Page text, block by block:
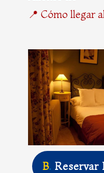
📍 Cómo llegar
B.